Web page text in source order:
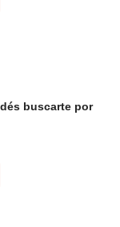
buscarte por